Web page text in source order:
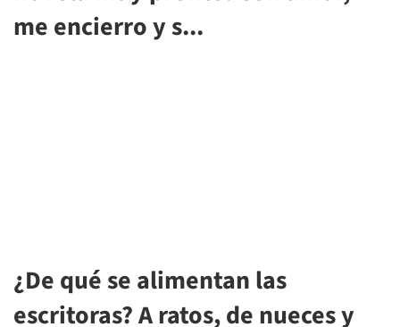
me encierro y s...
¿De qué se alimentan las
escritoras? A ratos, de nueces y